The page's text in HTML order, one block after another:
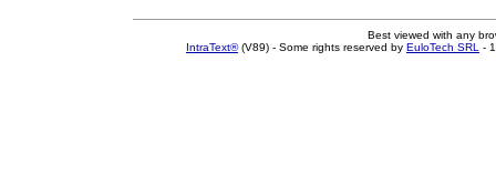
Best viewed with any
IntraText®(V89) - Some rights reserved by EuloTech SRL -